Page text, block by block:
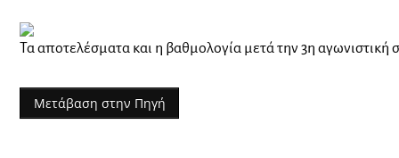
Τα αποτελέσματα και η βαθμολογία μετά την 3η αγωνιστική
Μετάβαση στην Πηγή